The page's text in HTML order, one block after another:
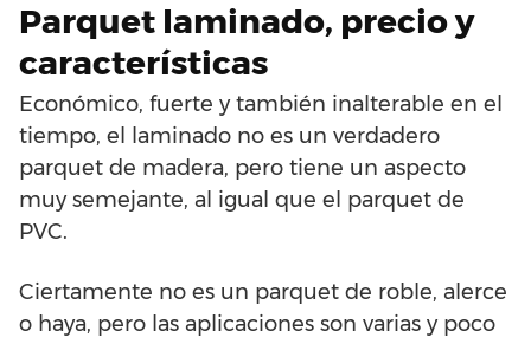
Parquet laminado, precio y
características
Económico, fuerte y también inalterable en el
tiempo, el laminado no es un verdadero
parquet de madera, pero tiene un aspecto
muy semejante, al igual que el parquet de
PVC.
Ciertamente no es un parquet de roble, alerce
o haya, pero las aplicaciones son varias y poco